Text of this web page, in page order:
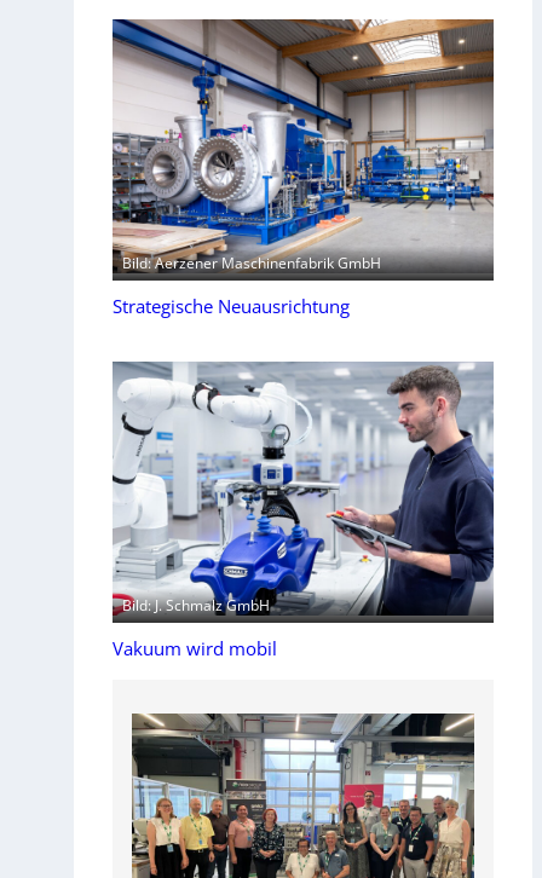
Bild: Aerzener Maschinenfabrik GmbH
Strategische Neuausrichtung
Bild: J. Schmalz GmbH
Vakuum wird mobil